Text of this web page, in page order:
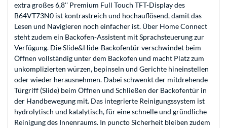
extra großes 6,8'' Premium Full Touch TFT-Display des
B64VT73N0 ist kontrastreich und hochauflösend, damit das
Lesen und Navigieren noch einfacher ist. Über Home Connect
steht zudem ein Backofen-Assistent mit Sprachsteuerung zur
Verfügung. Die Slide&Hide-Backofentür verschwindet beim
Öffnen vollständig unter dem Backofen und macht Platz zum
unkomplizierten würzen, bepinseln und Gerichte hineinstellen
oder wieder herausnehmen. Dabei schwenkt der mitdrehende
Türgriff (Slide) beim Öffnen und Schließen der Backofentür in
der Handbewegung mit. Das integrierte Reinigungssystem ist
hydrolytisch und katalytisch, für eine schnelle und gründliche
Reinigung des Innenraums. In puncto Sicherheit bleiben zudem